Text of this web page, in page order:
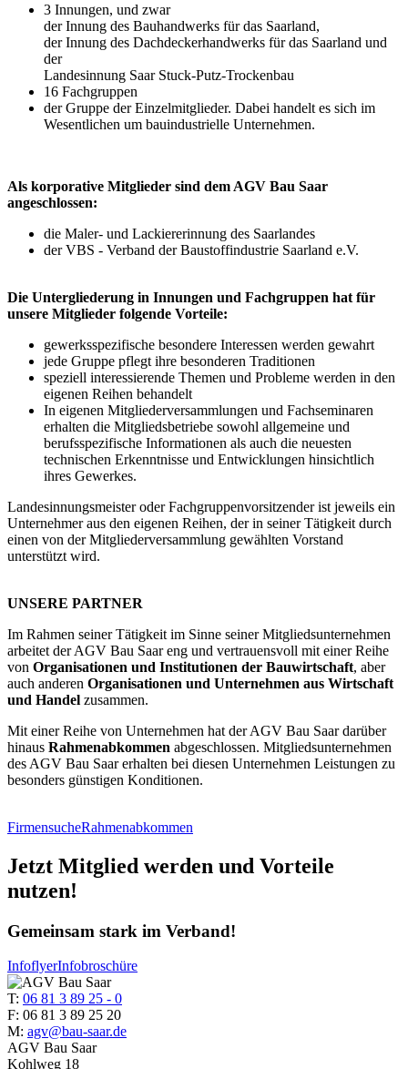
3 Innungen, und zwar
der Innung des Bauhandwerks für das Saarland,
der Innung des Dachdeckerhandwerks für das Saarland und
der
Landesinnung Saar Stuck-Putz-Trockenbau
16 Fachgruppen
der Gruppe der Einzelmitglieder. Dabei handelt es sich im
Wesentlichen um bauindustrielle Unternehmen.
Als korporative Mitglieder sind dem AGV Bau Saar
angeschlossen:
die Maler- und Lackiererinnung des Saarlandes
der VBS - Verband der Baustoffindustrie Saarland e.V.
Die Untergliederung in Innungen und Fachgruppen hat für
unsere Mitglieder folgende Vorteile:
gewerksspezifische besondere Interessen werden gewahrt
jede Gruppe pflegt ihre besonderen Traditionen
speziell interessierende Themen und Probleme werden in den
eigenen Reihen behandelt
In eigenen Mitgliederversammlungen und Fachseminaren
erhalten die Mitgliedsbetriebe sowohl allgemeine und
berufsspezifische Informationen als auch die neuesten
technischen Erkenntnisse und Entwicklungen hinsichtlich
ihres Gewerkes.
Landesinnungsmeister oder Fachgruppenvorsitzender ist jeweils ein
Unternehmer aus den eigenen Reihen, der in seiner Tätigkeit durch
einen von der Mitgliederversammlung gewählten Vorstand
unterstützt wird.
UNSERE PARTNER
Im Rahmen seiner Tätigkeit im Sinne seiner Mitgliedsunternehmen
arbeitet der AGV Bau Saar eng und vertrauensvoll mit einer Reihe
von Organisationen und Institutionen der Bauwirtschaft, aber
auch anderen Organisationen und Unternehmen aus Wirtschaft
und Handel zusammen.
Mit einer Reihe von Unternehmen hat der AGV Bau Saar darüber
hinaus Rahmenabkommen abgeschlossen. Mitgliedsunternehmen
des AGV Bau Saar erhalten bei diesen Unternehmen Leistungen zu
besonders günstigen Konditionen.
FirmensucheRahmenabkommen
Jetzt Mitglied werden und Vorteile
nutzen!
Gemeinsam stark im Verband!
InfoflyerInfobroschüre
T: 06 81 3 89 25 - 0
F: 06 81 3 89 25 20
M: agv@bau-saar.de
AGV Bau Saar
Kohlweg 18